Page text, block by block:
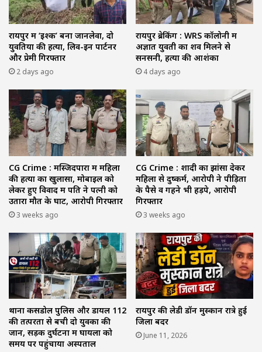
रायपुर में ‘इश्क’ बना जानलेवा, दो
युवतियों की हत्या, लिव-इन पार्टनर
और प्रेमी गिरफ्तार
2 days ago
रायपुर ब्रेकिंग : WRS कॉलोनी में
अज्ञात युवती का शव मिलने से
सनसनी, हत्या की आशंका
4 days ago
CG Crime : मस्जिदपारा में महिला
की हत्या का खुलासा, मोबाइल को
लेकर हुए विवाद में पति ने पत्नी को
उतारा मौत के घाट, आरोपी गिरफ्तार
3 weeks ago
CG Crime : शादी का झांसा देकर
महिला से दुष्कर्म, आरोपी ने पीड़िता
के पैसे व गहने भी हड़पे, आरोपी
गिरफ्तार
3 weeks ago
थाना कसडोल पुलिस और डायल 112
की तत्परता से बची दो युवकों की
जान, सड़क दुर्घटना में घायलों को
समय पर पहुंचाया अस्पताल
रायपुर की लेडी डॉन मुस्कान रात्रे हुई
जिला बदर
June 11, 2026